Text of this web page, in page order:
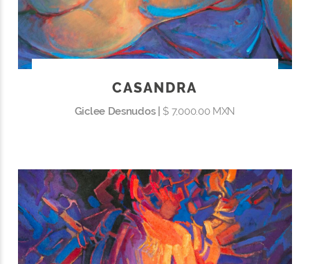
CASANDRA
Giclee Desnudos |$ 7,000.00 MXN